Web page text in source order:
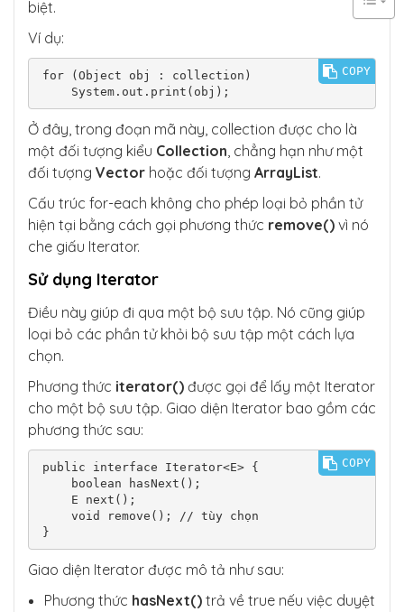
biệt.
Ví dụ:
for (Object obj : collection)
    System.out.print(obj);
COPY
Ở đây, trong đoạn mã này, collection được cho là
một đối tượng kiểu Collection, chẳng hạn như một
đối tượng Vector hoặc đối tượng ArrayList.
Cấu trúc for-each không cho phép loại bỏ phần tử
hiện tại bằng cách gọi phương thức remove() vì nó
che giấu Iterator.
Sử dụng Iterator
Điều này giúp đi qua một bộ sưu tập. Nó cũng giúp
loại bỏ các phần tử khỏi bộ sưu tập một cách lựa
chọn.
Phương thức iterator() được gọi để lấy một Iterator
cho một bộ sưu tập. Giao diện Iterator bao gồm các
phương thức sau:
public interface Iterator<E> {
}
COPY
Giao diện Iterator được mô tả như sau:
Phương thức hasNext() trả về true nếu việc duyệt